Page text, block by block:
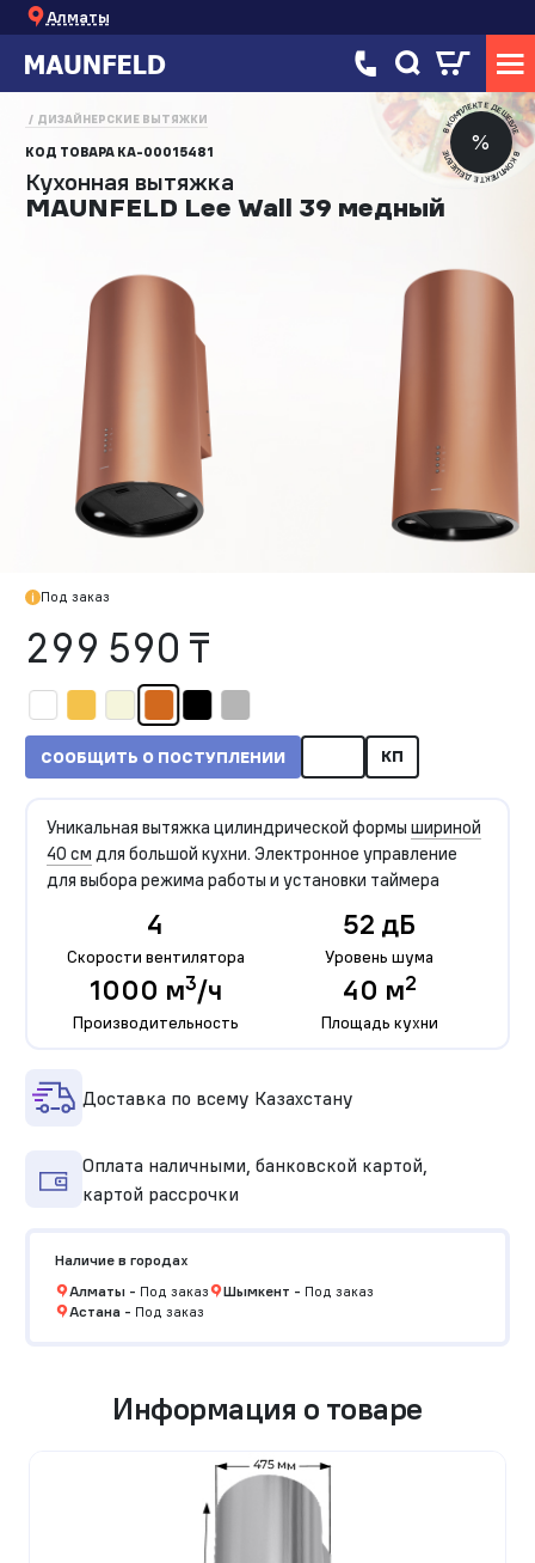
Алматы
%
В КОМПЛЕКТЕ ДЕШЕВЛЕ
В КОМПЛЕКТЕ ДЕШЕВЛЕ
ДИЗАЙНЕРСКИЕ ВЫТЯЖКИ
КОД ТОВАРА КА-00015481
Кухонная вытяжка
MAUNFELD Lee Wall 39 медный
Под заказ
299 590 ₸
СООБЩИТЬ О ПОСТУПЛЕНИИ КП
Уникальная вытяжка цилиндрической формы шириной
40 см для большой кухни. Электронное управление
для выбора режима работы и установки таймера
4
Скорости вентилятора
52 дБ
Уровень шума
1000 м3/ч
Производительность
40 м2
Площадь кухни
Доставка по всему Казахстану
Оплата наличными, банковской картой,
картой рассрочки
Наличие в городах
Алматы- Под заказ Шымкент - Под заказ
Астана- Под заказ
Информация о товаре